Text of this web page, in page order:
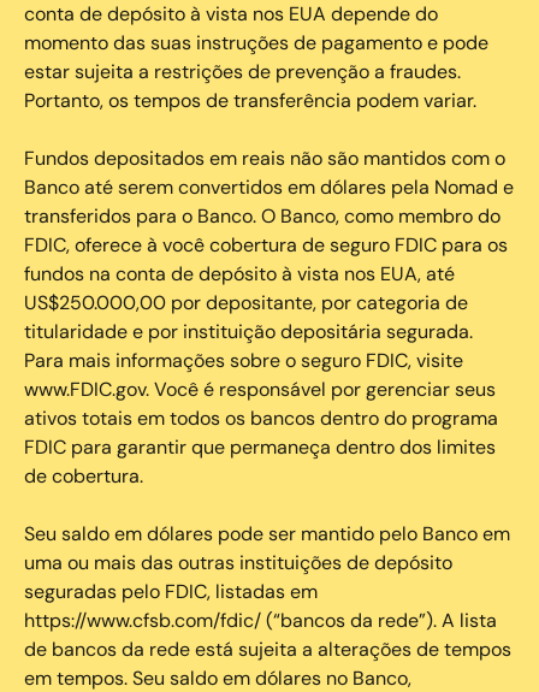
conta de depósito à vista nos EUA depende do
momento das suas instruções de pagamento e pode
estar sujeita a restrições de prevenção a fraudes.
Portanto, os tempos de transferência podem variar.
Fundos depositados em reais não são mantidos com o
Banco até serem convertidos em dólares pela Nomad e
transferidos para o Banco. O Banco, como membro do
FDIC, oferece à você cobertura de seguro FDIC para os
fundos na conta de depósito à vista nos EUA, até
US$250.000,00 por depositante, por categoria de
titularidade e por instituição depositária segurada.
Para mais informações sobre o seguro FDIC, visite
www.FDIC.gov. Você é responsável por gerenciar seus
ativos totais em todos os bancos dentro do programa
FDIC para garantir que permaneça dentro dos limites
de cobertura.
Seu saldo em dólares pode ser mantido pelo Banco em
uma ou mais das outras instituições de depósito
seguradas pelo FDIC, listadas em
https://www.cfsb.com/fdic/ (“bancos da rede”). A lista
de bancos da rede está sujeita a alterações de tempos
em tempos. Seu saldo em dólares no Banco,